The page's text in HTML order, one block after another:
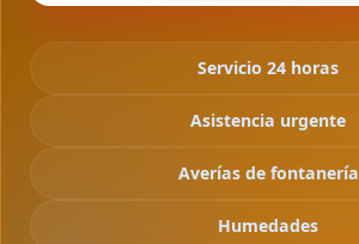
Servicio 24 horas
Asistencia urgente
Averías de fontanería
Humedades